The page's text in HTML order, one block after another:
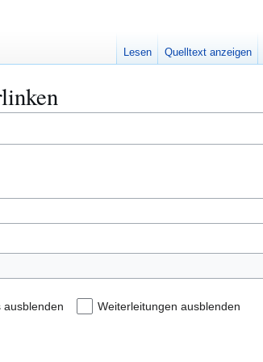
ausblenden Weiterleitungen ausblenden
Lesen Quelltext anzeigen